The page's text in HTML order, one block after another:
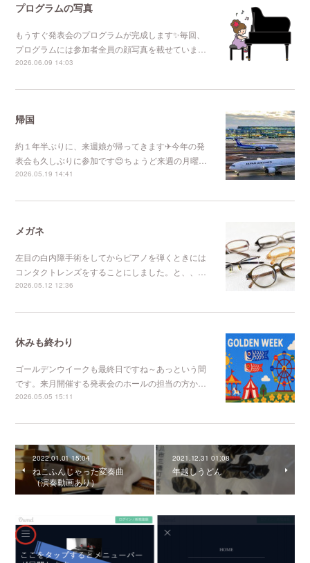
プログラムの写真
もうすぐ発表会のプログラムが完成します✨毎回、
プログラムには参加者全員の顔写真を載せていま…
2026.06.09 14:03
帰国
約１年半ぶりに、来週娘が帰ってきます✈今年の発
表会も久しぶりに参加です😊ちょうど来週の月曜…
2026.05.19 14:41
メガネ
左目の白内障手術をしてからピアノを弾くときには
コンタクトレンズをすることにしました。と、、…
2026.05.12 12:36
休みも終わり
ゴールデンウイークも最終日ですね～あっという間
です。来月開催する発表会のホールの担当の方か…
2026.05.05 15:11
2022.01.01 15:04
ねこふんじゃった変奏曲
（演奏動画あり）
2021.12.31 01:08
年越しうどん